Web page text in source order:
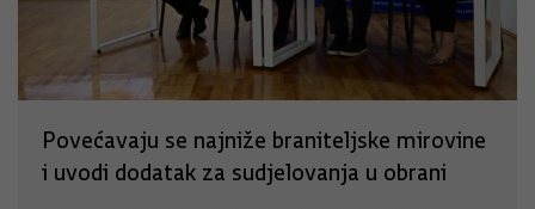
Povećavaju se najniže braniteljske mirovine
i uvodi dodatak za sudjelovanja u obrani